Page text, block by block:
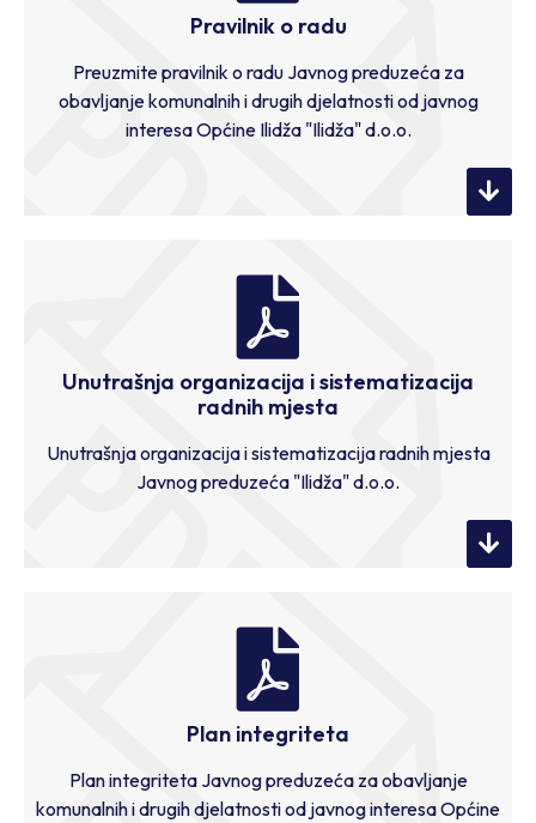
Pravilnik o radu
Preuzmite pravilnik o radu Javnog preduzeća za
obavljanje komunalnih i drugih djelatnosti od javnog
interesa Općine Ilidža "Ilidža" d.o.o.
Unutrašnja organizacija i sistematizacija
radnih mjesta
Unutrašnja organizacija i sistematizacija radnih mjesta
Javnog preduzeća "Ilidža" d.o.o.
Plan integriteta
Plan integriteta Javnog preduzeća za obavljanje
komunalnih i drugih djelatnosti od javnog interesa Općine